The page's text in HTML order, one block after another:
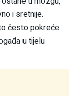
i sretnije.
često pokreće
u tijelu